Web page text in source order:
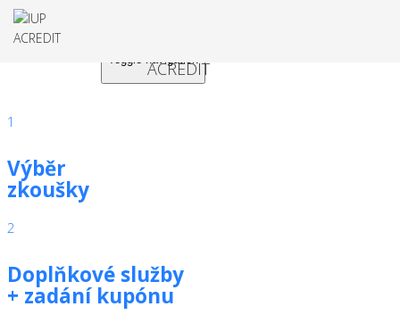
Toggle navigation
1
Výběr
zkoušky
2
Doplňkové služby
+ zadání kupónu